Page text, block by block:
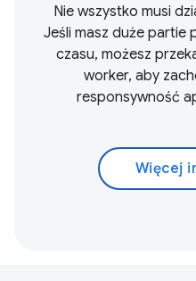
Nie wszystko musi
Jeśli masz duże partie
czasu, możesz
worker, aby
responsywność
Więcej